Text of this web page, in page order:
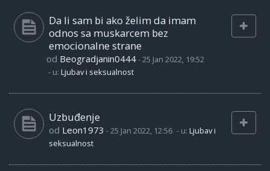
Da li sam bi ako želim da imam
odnos sa muskarcem bez
emocionalne strane
od Beogradjanin0444-25 Jan 2022, 19:52
- u: Ljubav i seksualnost
Uzbuđenje
od Leon1973 -25 Jan 2022, 12:56 - u: Ljubav i
seksualnost